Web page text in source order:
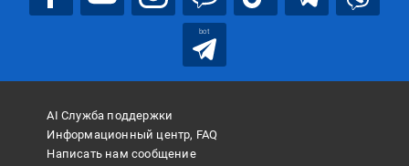
bot
AI Служба поддержки
Информационный центр, FAQ
Написать нам сообщение